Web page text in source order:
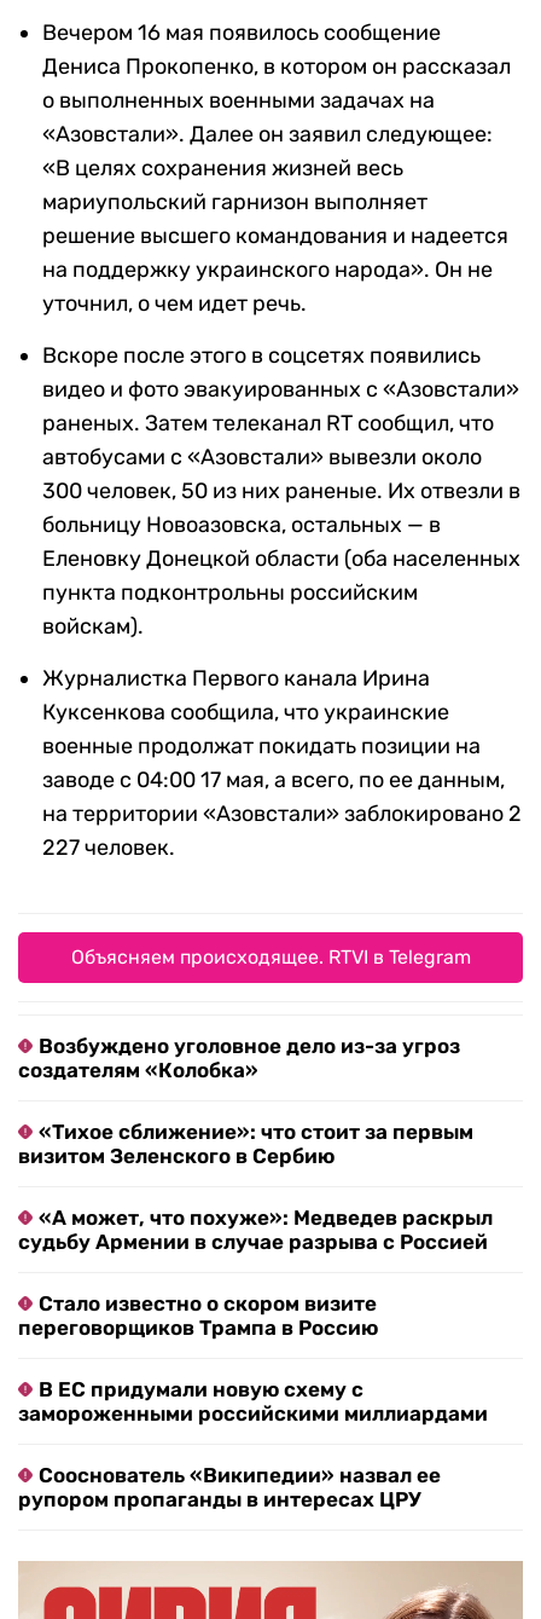
Вечером 16 мая появилось сообщение
Дениса Прокопенко, в котором он рассказал
о выполненных военными задачах на
«Азовстали». Далее он заявил следующее:
«В целях сохранения жизней весь
мариупольский гарнизон выполняет
решение высшего командования и надеется
на поддержку украинского народа». Он не
уточнил, о чем идет речь.
Вскоре после этого в соцсетях появились
видео и фото эвакуированных с «Азовстали»
раненых. Затем телеканал RT сообщил, что
автобусами с «Азовстали» вывезли около
300 человек, 50 из них раненые. Их отвезли в
больницу Новоазовска, остальных — в
Еленовку Донецкой области (оба населенных
пункта подконтрольны российским
войскам).
Журналистка Первого канала Ирина
Куксенкова сообщила, что украинские
военные продолжат покидать позиции на
заводе с 04:00 17 мая, а всего, по ее данным,
на территории «Азовстали» заблокировано 2
227 человек.
Объясняем происходящее. RTVI в Telegram
Возбуждено уголовное дело из-за угроз
создателям «Колобка»
«Тихое сближение»: что стоит за первым
визитом Зеленского в Сербию
«А может, что похуже»: Медведев раскрыл
судьбу Армении в случае разрыва с Россией
Стало известно о скором визите
переговорщиков Трампа в Россию
В ЕС придумали новую схему с
замороженными российскими миллиардами
Сооснователь «Википедии» назвал ее
рупором пропаганды в интересах ЦРУ